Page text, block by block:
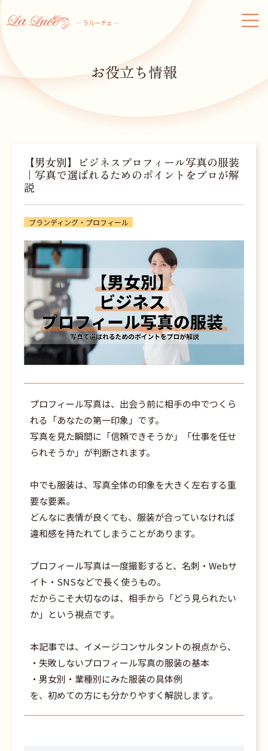
― ラルーチェ ―
お役立ち情報
【男女別】ビジネスプロフィール写真の服装
｜写真で選ばれるためのポイントをプロが解
説
ブランディング・プロフィール
プロフィール写真は、出会う前に相手の中でつくら
れる「あなたの第一印象」です。
写真を見た瞬間に「信頼できそうか」「仕事を任せ
られそうか」が判断されます。
中でも服装は、写真全体の印象を大きく左右する重
要な要素。
どんなに表情が良くても、服装が合っていなければ
違和感を持たれてしまうことがあります。
プロフィール写真は一度撮影すると、名刺・Webサ
イト・SNSなどで長く使うもの。
だからこそ大切なのは、相手から「どう見られたい
か」という視点です。
本記事では、イメージコンサルタントの視点から、
・失敗しないプロフィール写真の服装の基本
・男女別・業種別にみた服装の具体例
を、初めての方にも分かりやすく解説します。